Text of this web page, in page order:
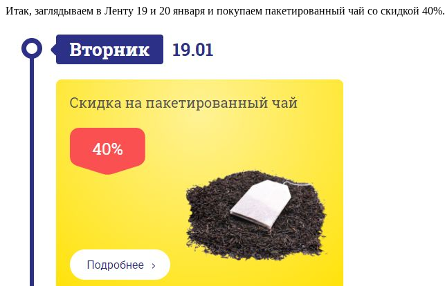
Итак, заглядываем в Ленту 19 и 20 января и покупаем пакетированный чай со скидкой 40%.